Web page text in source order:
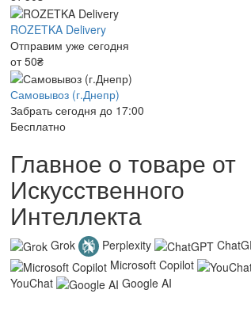
ROZETKA Delivery
Отправим уже сегодня
от 50₴
Самовывоз (г.Днепр)
Забрать сегодня до 17:00
Бесплатно
Главное о товаре от
Искусственного
Интеллекта
Grok Perplexity
Microsoft Copilot
YouChat
Google AI